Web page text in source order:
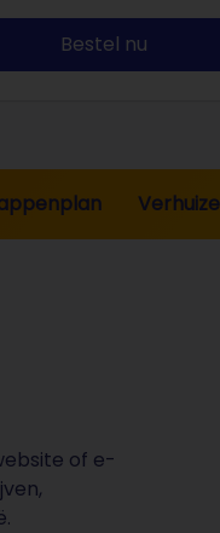
Bestel nu
of e-